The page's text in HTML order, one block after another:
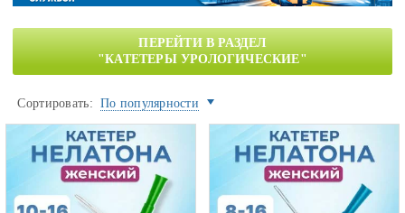
ПЕРЕЙТИ В РАЗДЕЛ
"КАТЕТЕРЫ УРОЛОГИЧЕСКИЕ"
Сортировать: По популярности